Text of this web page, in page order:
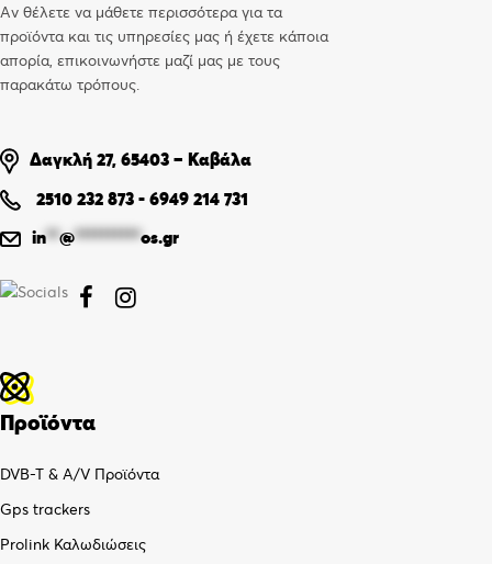
Αν θέλετε να μάθετε περισσότερα για τα
προϊόντα και τις υπηρεσίες μας ή έχετε κάποια
απορία, επικοινωνήστε μαζί μας με τους
παρακάτω τρόπους.
Δαγκλή 27, 65403 – Καβάλα
2510 232 873 - 6949 214 731
in**@**********os.gr
 
Προϊόντα
DVB-T & A/V Προϊόντα
Gps trackers
Prolink Καλωδιώσεις